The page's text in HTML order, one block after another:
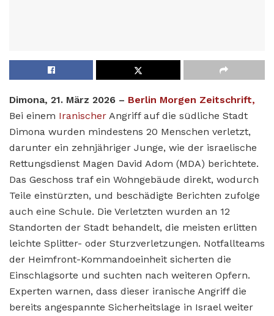
Dimona, 21. März 2026 – Berlin Morgen Zeitschrift,
Bei einem Iranischer Angriff auf die südliche Stadt
Dimona wurden mindestens 20 Menschen verletzt,
darunter ein zehnjähriger Junge, wie der israelische
Rettungsdienst Magen David Adom (MDA) berichtete.
Das Geschoss traf ein Wohngebäude direkt, wodurch
Teile einstürzten, und beschädigte Berichten zufolge
auch eine Schule. Die Verletzten wurden an 12
Standorten der Stadt behandelt, die meisten erlitten
leichte Splitter- oder Sturzverletzungen. Notfallteams
der Heimfront-Kommandoeinheit sicherten die
Einschlagsorte und suchten nach weiteren Opfern.
Experten warnen, dass dieser iranische Angriff die
bereits angespannte Sicherheitslage in Israel weiter